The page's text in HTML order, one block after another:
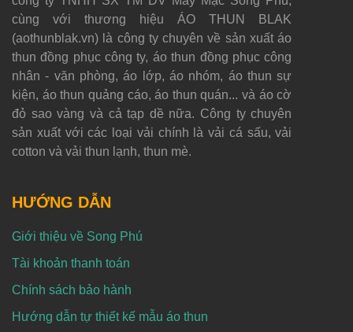
cùng với thương hiệu ÁO THUN BLAK
(aothunblak.vn) là công ty chuyên về sản xuất áo
thun đồng phục công ty, áo thun đồng phục công
nhân - văn phòng, áo lớp, áo nhóm, áo thun sự
kiện, áo thun quảng cáo, áo thun quán... và áo cờ
đỏ sao vàng và cả tạp dề nữa. Công ty chuyên
sản xuất với các loại vải chính là vải cá sấu, vải
cotton và vải thun lạnh, thun mè.
HƯỚNG DẪN
Giới thiệu về Song Phú
Tài khoản thanh toán
Chính sách bảo hành
Hướng dẫn tự thiết kế mẫu áo thun